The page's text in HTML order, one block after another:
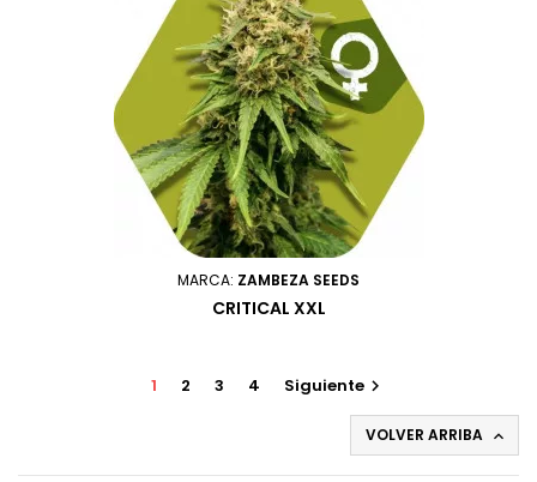
MARCA: ZAMBEZA SEEDS
CRITICAL XXL
1 2 3 4 Siguiente 
VOLVER ARRIBA 